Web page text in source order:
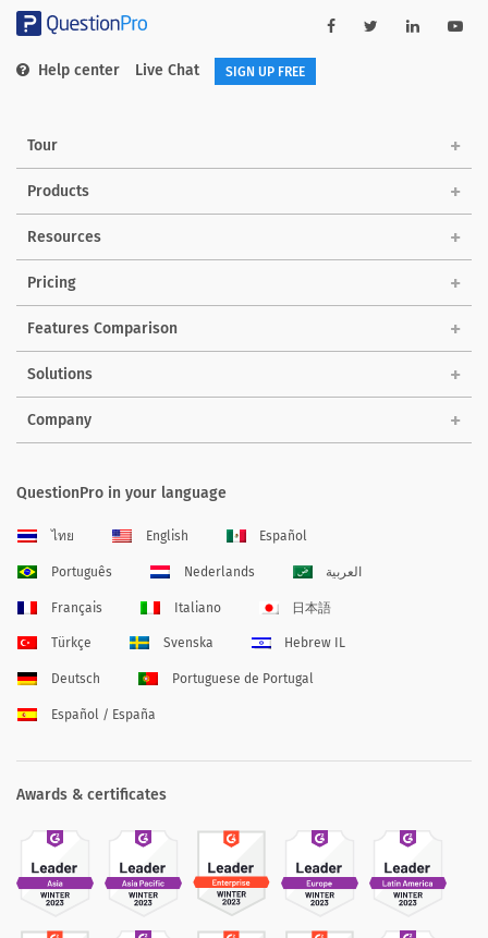
Help center Live Chat SIGN UP FREE
Tour
Products
Resources
Pricing
Features Comparison
Solutions
Company
QuestionPro in your language
ไทย English Español
Português Nederlands العربية
Français Italiano 日本語
Türkçe Svenska Hebrew IL
Deutsch Portuguese de Portugal
Español / España
Awards & certificates